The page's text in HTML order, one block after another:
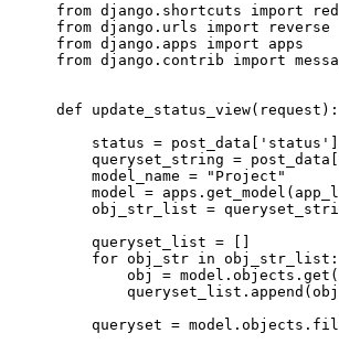
from django.shortcuts import
from django.urls import reverse
from django.apps import apps
from django.contrib import
def update_status_view( request ):
    status = post_data[
'status'
    queryset_string = post_data[
    model_name =
"Project"
model =
obj_str_list =
    queryset_list = []
for obj_str in obj_str_list:
obj =
    queryset = model.objects.